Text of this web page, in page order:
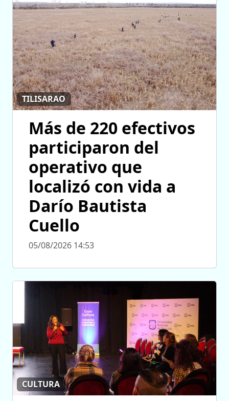
TILISARAO
Más de 220 efectivos
participaron del
operativo que
localizó con vida a
Darío Bautista
Cuello
05/08/2026 14:53
CULTURA